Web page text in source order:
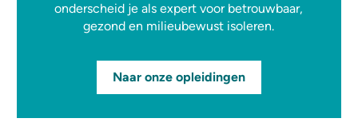
onderscheid je als expert voor betrouwbaar,
gezond en milieubewust isoleren.
Naar onze opleidingen